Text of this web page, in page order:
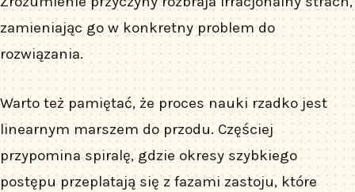
zamieniając go w konkretny problem do
rozwiązania.
Warto też pamiętać, że proces nauki rzadko jest
linearnym marszem do przodu. Częściej
przypomina spiralę, gdzie okresy szybkiego
postępu przeplatają się z fazami zastoju, które